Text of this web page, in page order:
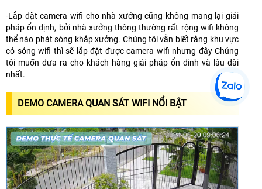
-Lắp đặt camera wifi cho nhà xưởng cũng không mang lại giải
pháp ổn định, bởi nhà xưởng thông thường rất rộng wifi không
thể nào phát sóng khắp xưởng. Chúng tôi vẫn biết rắng khu vực
có sóng wifi thì sẽ lắp đặt được camera wifi nhưng đây Chúng
tôi muốn đưa ra cho khách hàng giải pháp ổn đinh và lâu dài
nhất.
DEMO CAMERA QUAN SÁT WIFI NỔI BẬT